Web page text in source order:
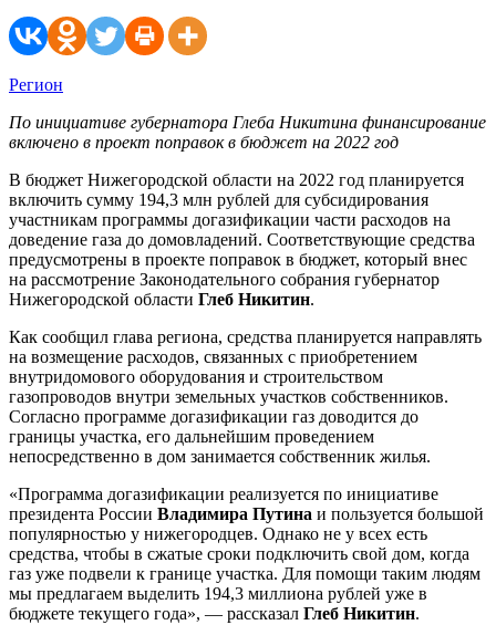
Регион
По инициативе губернатора Глеба Никитина финансирование
включено в проект поправок в бюджет на 2022 год
В бюджет Нижегородской области на 2022 год планируется
включить сумму 194,3 млн рублей для субсидирования
участникам программы догазификации части расходов на
доведение газа до домовладений. Соответствующие средства
предусмотрены в проекте поправок в бюджет, который внес
на рассмотрение Законодательного собрания губернатор
Нижегородской области Глеб Никитин.
Как сообщил глава региона, средства планируется направлять
на возмещение расходов, связанных с приобретением
внутридомового оборудования и строительством
газопроводов внутри земельных участков собственников.
Согласно программе догазификации газ доводится до
границы участка, его дальнейшим проведением
непосредственно в дом занимается собственник жилья.
«Программа догазификации реализуется по инициативе
президента России Владимира Путина и пользуется большой
популярностью у нижегородцев. Однако не у всех есть
средства, чтобы в сжатые сроки подключить свой дом, когда
газ уже подвели к границе участка. Для помощи таким людям
мы предлагаем выделить 194,3 миллиона рублей уже в
бюджете текущего года», — рассказал Глеб Никитин.